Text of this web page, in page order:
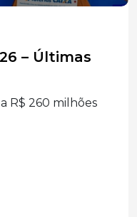
– Últimas
R$ 260 milhões